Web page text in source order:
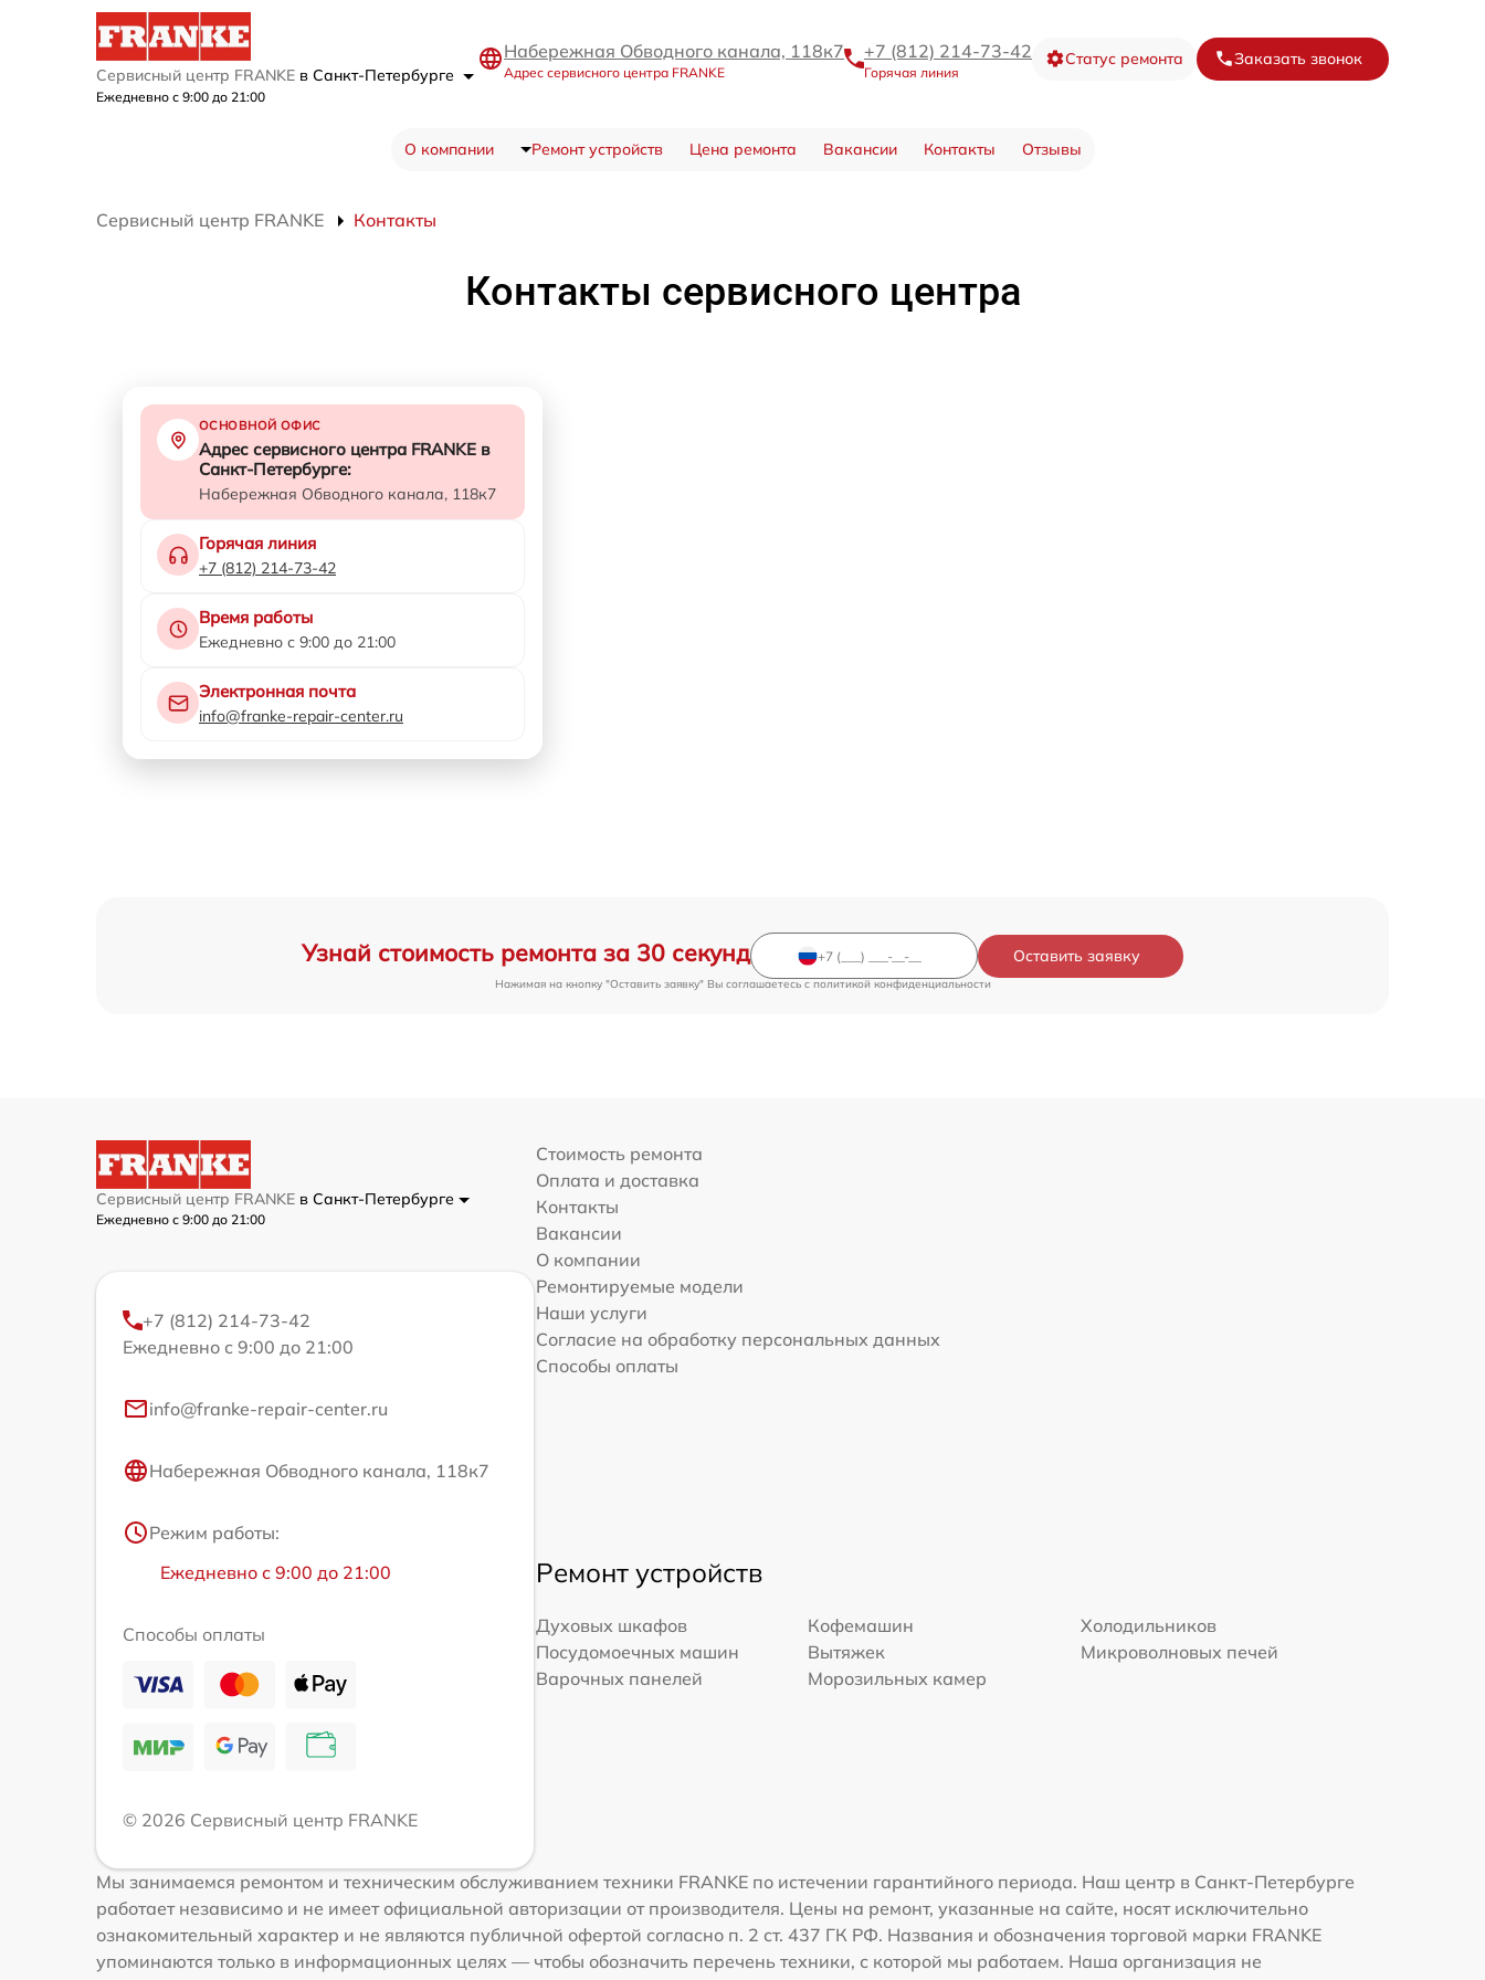
Сервисный центр FRANKE в Санкт-Петербурге
Ежедневно с 9:00 до 21:00
Набережная Обводного канала, 118к7
Адрес сервисного центра FRANKE
+7 (812) 214-73-42
Горячая линия
Статус ремонта Заказать звонок
О компании Ремонт устройств Цена ремонта Вакансии Контакты Отзывы
Сервисный центр FRANKE Контакты
Контакты сервисного центра
ОСНОВНОЙ ОФИС
Адрес сервисного центра FRANKE в
Санкт-Петербурге:
Набережная Обводного канала, 118к7
Горячая линия
+7 (812) 214-73-42
Время работы
Ежедневно с 9:00 до 21:00
Электронная почта
info@franke-repair-center.ru
Узнай стоимость ремонта за 30 секунд Оставить заявку
Нажимая на кнопку "Оставить заявку" Вы соглашаетесь cполитикой конфиденциальности
Сервисный центр FRANKE в Санкт-Петербурге
Ежедневно с 9:00 до 21:00
+7 (812) 214-73-42
Ежедневно с 9:00 до 21:00
info@franke-repair-center.ru
Набережная Обводного канала, 118к7
Режим работы:
Ежедневно с 9:00 до 21:00
Способы оплаты
© 2026 Сервисный центр FRANKE
Стоимость ремонта
Оплата и доставка
Контакты
Вакансии
О компании
Ремонтируемые модели
Наши услуги
Согласие на обработку персональных данных
Способы оплаты
Ремонт устройств
Духовых шкафов Кофемашин
Холодильников
Посудомоечных машин
Вытяжек
Микроволновых печей
Варочных панелей
Морозильных камер
Мы занимаемся ремонтом и техническим обслуживанием техники FRANKE по истечении гарантийного периода. Наш центр в Санкт-Петербурге
работает независимо и не имеет официальной авторизации от производителя. Цены на ремонт, указанные на сайте, носят исключительно
ознакомительный характер и не являются публичной офертой согласно п. 2 ст. 437 ГК РФ. Названия и обозначения торговой марки FRANKE
упоминаются только в информационных целях — чтобы обозначить перечень техники, с которой мы работаем. Наша организация не